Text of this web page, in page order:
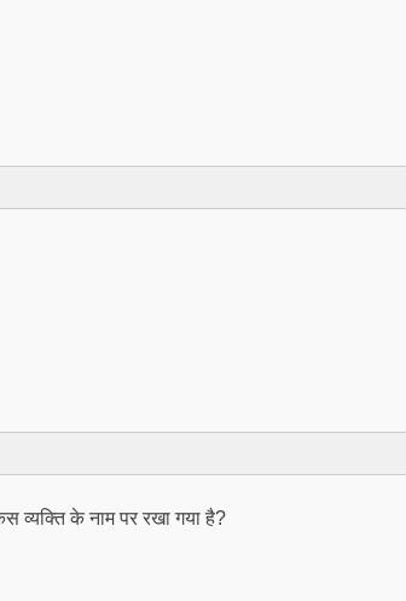
व्यक्ति के नाम पर रखा गया है?